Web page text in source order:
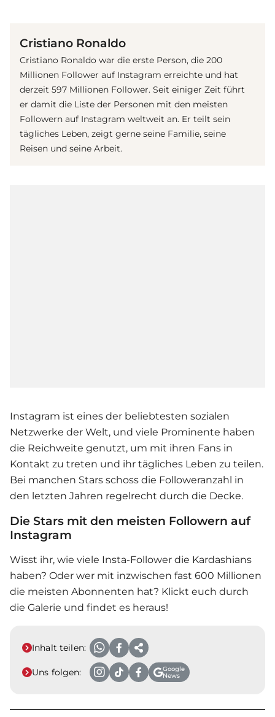
Cristiano Ronaldo
Cristiano Ronaldo war die erste Person, die 200
Millionen Follower auf Instagram erreichte und hat
derzeit 597 Millionen Follower. Seit einiger Zeit führt
er damit die Liste der Personen mit den meisten
Followern auf Instagram weltweit an. Er teilt sein
tägliches Leben, zeigt gerne seine Familie, seine
Reisen und seine Arbeit.
Instagram ist eines der beliebtesten sozialen
Netzwerke der Welt, und viele Prominente haben
die Reichweite genutzt, um mit ihren Fans in
Kontakt zu treten und ihr tägliches Leben zu teilen.
Bei manchen Stars schoss die Followeranzahl in
den letzten Jahren regelrecht durch die Decke.
Die Stars mit den meisten Followern auf
Instagram
Wisst ihr, wie viele Insta-Follower die Kardashians
haben? Oder wer mit inzwischen fast 600 Millionen
die meisten Abonnenten hat? Klickt euch durch
die Galerie und findet es heraus!
Inhalt teilen:
Uns folgen:
Google
News